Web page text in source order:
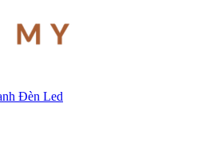
Đèn Led